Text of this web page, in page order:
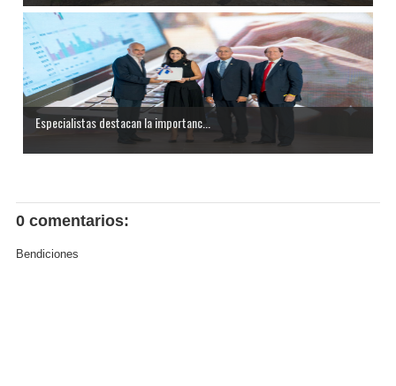
Especialistas destacan la importanc...
0 comentarios:
Bendiciones